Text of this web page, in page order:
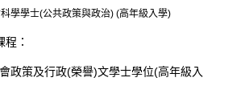
學學士(公共政策與政治) (高年級入學)
：
政策及行政(榮譽)文學士學位(高年級入